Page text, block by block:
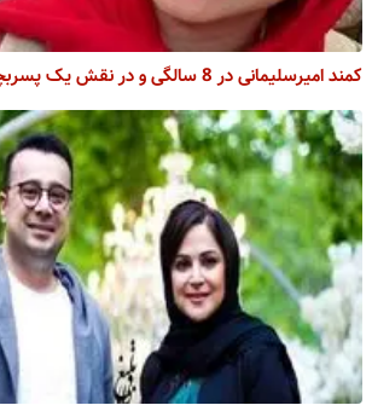
کمند امیرسلیمانی در 8 سالگی و در نقش یک پسربچه/ عکس